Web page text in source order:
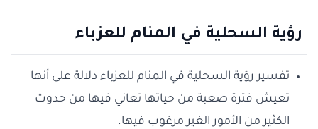
رؤية السحلية في المنام للعزباء
تفسير رؤية السحلية في المنام للعزباء دلالة على أنها
تعيش فترة صعبة من حياتها تعاني فيها من حدوث
الكثير من الأمور الغير مرغوب فيها.